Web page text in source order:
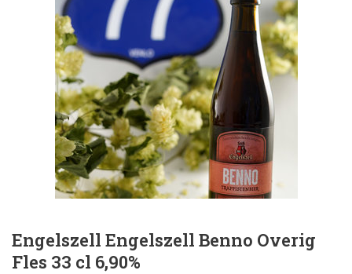
Engelszell Engelszell Benno Overig
Fles 33 cl 6,90%